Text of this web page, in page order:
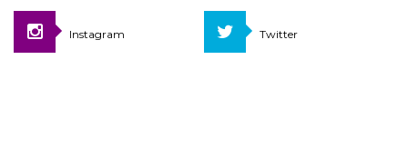
Instagram Twitter